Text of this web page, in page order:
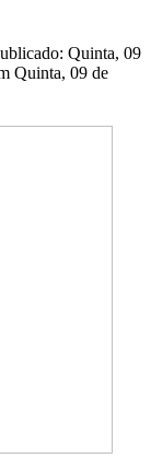
Quinta, 09
Quinta, 09 de